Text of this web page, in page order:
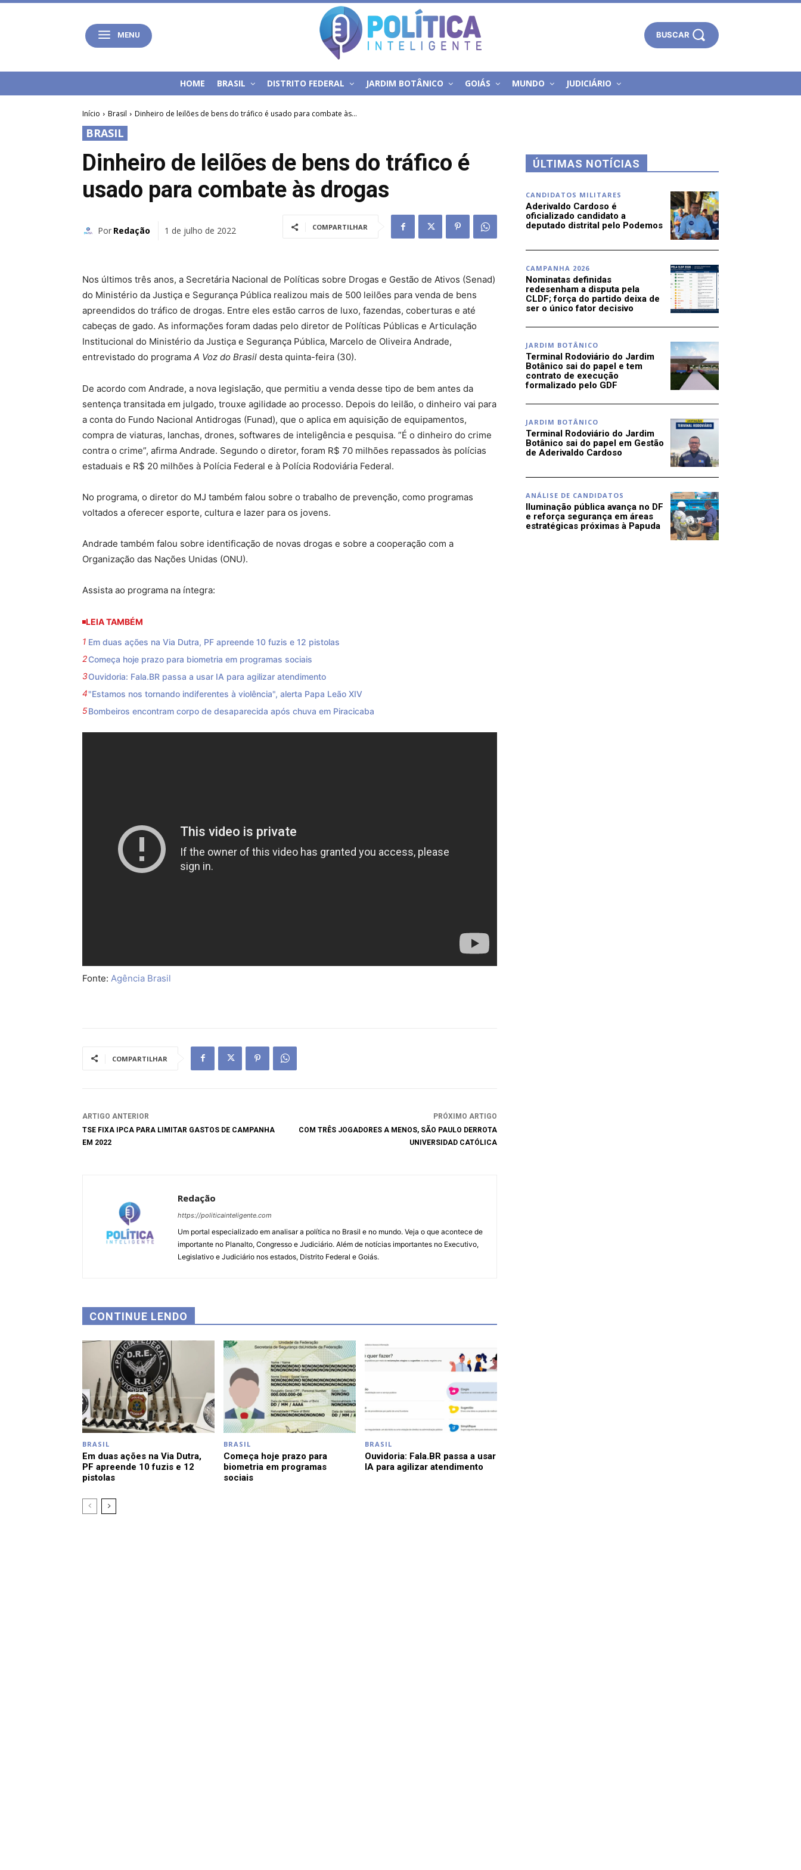
MENU BUSCAR
HOME BRASIL DISTRITO FEDERAL JARDIM BOTÂNICO GOIÁS MUNDO JUDICIÁRIO
Início Brasil Dinheiro de leilões de bens do tráfico é usado para combate às...
BRASIL
Dinheiro de leilões de bens do tráfico é
usado para combate às drogas
Por Redação 1 de julho de 2022 COMPARTILHAR
Nos últimos três anos, a Secretária Nacional de Políticas sobre Drogas e Gestão de Ativos (Senad)
do Ministério da Justiça e Segurança Pública realizou mais de 500 leilões para venda de bens
apreendidos do tráfico de drogas. Entre eles estão carros de luxo, fazendas, coberturas e até
cabeças de gado. As informações foram dadas pelo diretor de Políticas Públicas e Articulação
Institucional do Ministério da Justiça e Segurança Pública, Marcelo de Oliveira Andrade,
entrevistado do programa A Voz do Brasil desta quinta-feira (30).
De acordo com Andrade, a nova legislação, que permitiu a venda desse tipo de bem antes da
sentença transitada em julgado, trouxe agilidade ao processo. Depois do leilão, o dinheiro vai para
a conta do Fundo Nacional Antidrogas (Funad), que o aplica em aquisição de equipamentos,
compra de viaturas, lanchas, drones, softwares de inteligência e pesquisa. ”É o dinheiro do crime
contra o crime”, afirma Andrade. Segundo o diretor, foram R$ 70 milhões repassados às polícias
estaduais e R$ 20 milhões à Polícia Federal e à Polícia Rodoviária Federal.
No programa, o diretor do MJ também falou sobre o trabalho de prevenção, como programas
voltados a oferecer esporte, cultura e lazer para os jovens.
Andrade também falou sobre identificação de novas drogas e sobre a cooperação com a
Organização das Nações Unidas (ONU).
Assista ao programa na íntegra:
LEIA TAMBÉM
Em duas ações na Via Dutra, PF apreende 10 fuzis e 12 pistolas
Começa hoje prazo para biometria em programas sociais
Ouvidoria: Fala.BR passa a usar IA para agilizar atendimento
"Estamos nos tornando indiferentes à violência", alerta Papa Leão XIV
Bombeiros encontram corpo de desaparecida após chuva em Piracicaba
Fonte: Agência Brasil
COMPARTILHAR
ARTIGO ANTERIOR
TSE FIXA IPCA PARA LIMITAR GASTOS DE CAMPANHA
EM 2022
PRÓXIMO ARTIGO
COM TRÊS JOGADORES A MENOS, SÃO PAULO DERROTA
UNIVERSIDAD CATÓLICA
Redação
https://politicainteligente.com
Um portal especializado em analisar a política no Brasil e no mundo. Veja o que acontece de
importante no Planalto, Congresso e Judiciário. Além de notícias importantes no Executivo,
Legislativo e Judiciário nos estados, Distrito Federal e Goiás.
CONTINUE LENDO
BRASIL
Em duas ações na Via Dutra,
PF apreende 10 fuzis e 12
pistolas
BRASIL
Começa hoje prazo para
biometria em programas
sociais
BRASIL
Ouvidoria: Fala.BR passa a usar
IA para agilizar atendimento
ÚLTIMAS NOTÍCIAS
CANDIDATOS MILITARES
Aderivaldo Cardoso é
oficializado candidato a
deputado distrital pelo Podemos
CAMPANHA 2026
Nominatas definidas
redesenham a disputa pela
CLDF; força do partido deixa de
ser o único fator decisivo
JARDIM BOTÂNICO
Terminal Rodoviário do Jardim
Botânico sai do papel e tem
contrato de execução
formalizado pelo GDF
JARDIM BOTÂNICO
Terminal Rodoviário do Jardim
Botânico sai do papel em Gestão
de Aderivaldo Cardoso
ANÁLISE DE CANDIDATOS
Iluminação pública avança no DF
e reforça segurança em áreas
estratégicas próximas à Papuda